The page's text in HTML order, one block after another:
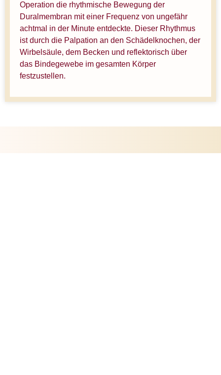
Operation die rhythmische Bewegung der
Duralmembran mit einer Frequenz von ungefähr
achtmal in der Minute entdeckte. Dieser Rhythmus
ist durch die Palpation an den Schädelknochen, der
Wirbelsäule, dem Becken und reflektorisch über
das Bindegewebe im gesamten Körper
festzustellen.